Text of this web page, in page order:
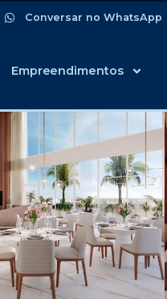
Conversar no WhatsApp
Empreendimentos